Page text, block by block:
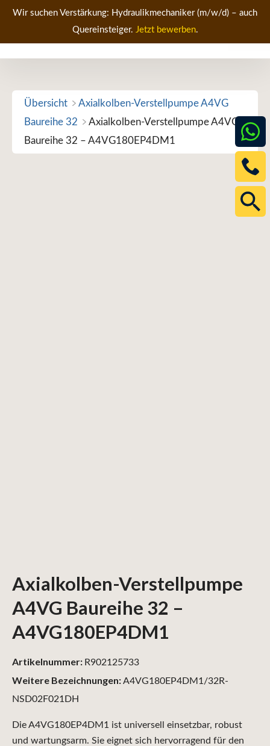
Zum
springen
Wir suchen Verstärkung: Hydraulikmechaniker (m/w/d) – auch
Quereinsteiger. Jetzt bewerben.
Übersicht
Axialkolben-Verstellpumpe A4VG
Baureihe 32
Axialkolben-Verstellpumpe A4VG
Baureihe 32 – A4VG180EP4DM1
Axialkolben-Verstellpumpe
A4VG Baureihe 32 –
A4VG180EP4DM1
Die A4VG180EP4DM1 ist universell einsetzbar, robust
und wartungsarm. Sie eignet sich hervorragend für den
Weitere Bezeichnungen:A4VG180EP4DM1/32R-
NSD02F021DH
Artikelnummer: R902125733